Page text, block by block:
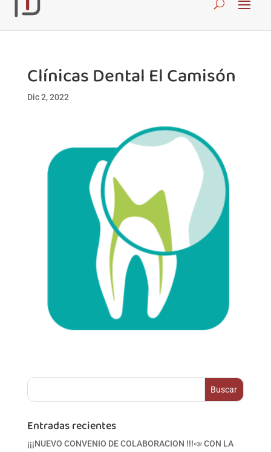
Clínicas Dental El Camisón
Dic 2, 2022
Entradas recientes
¡¡¡NUEVO CONVENIO DE COLABORACION !!!📣 CON LA